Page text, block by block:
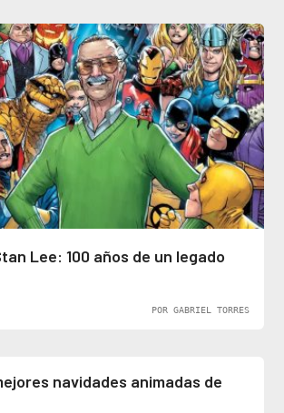
Lee: 100 años de un legado
POR GABRIEL TORRES
navidades animadas de